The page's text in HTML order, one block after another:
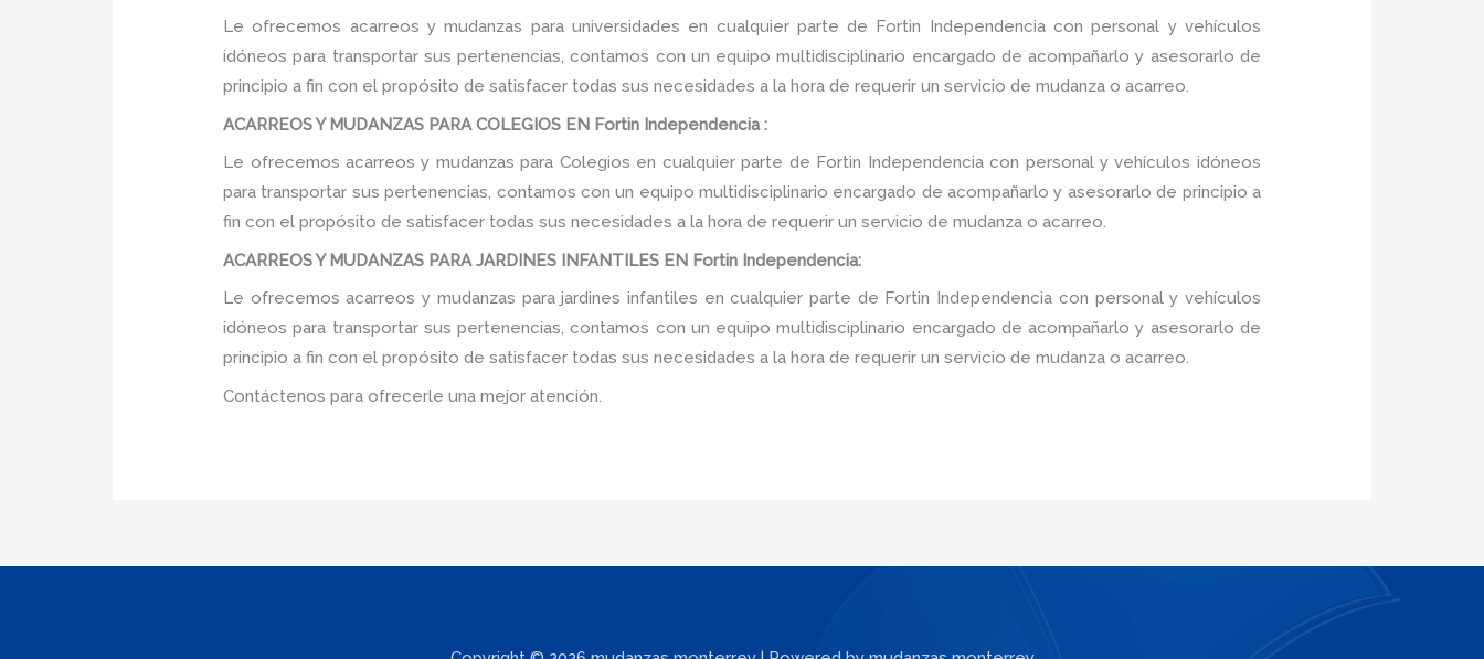
Le ofrecemos acarreos y mudanzas para universidades en cualquier parte de Fortin Independencia con personal y vehículos
idóneos para transportar sus pertenencias, contamos con un equipo multidisciplinario encargado de acompañarlo y asesorarlo de
principio a fin con el propósito de satisfacer todas sus necesidades a la hora de requerir un servicio de mudanza o acarreo.
ACARREOS Y MUDANZAS PARA COLEGIOS EN Fortin Independencia :
Le ofrecemos acarreos y mudanzas para Colegios en cualquier parte de Fortin Independencia con personal y vehículos idóneos
para transportar sus pertenencias, contamos con un equipo multidisciplinario encargado de acompañarlo y asesorarlo de principio a
fin con el propósito de satisfacer todas sus necesidades a la hora de requerir un servicio de mudanza o acarreo.
ACARREOS Y MUDANZAS PARA JARDINES INFANTILES EN Fortin Independencia:
Le ofrecemos acarreos y mudanzas para jardines infantiles en cualquier parte de Fortin Independencia con personal y vehículos
idóneos para transportar sus pertenencias, contamos con un equipo multidisciplinario encargado de acompañarlo y asesorarlo de
principio a fin con el propósito de satisfacer todas sus necesidades a la hora de requerir un servicio de mudanza o acarreo.
Contáctenos para ofrecerle una mejor atención.